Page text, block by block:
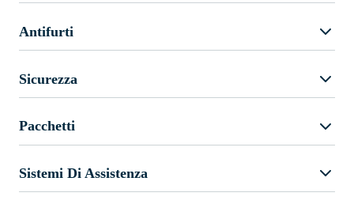
Antifurti
Sicurezza
Pacchetti
Sistemi Di Assistenza